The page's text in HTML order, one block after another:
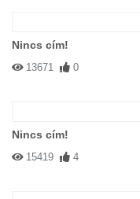
Nincs cím!
13671 0
Nincs cím!
15419 4